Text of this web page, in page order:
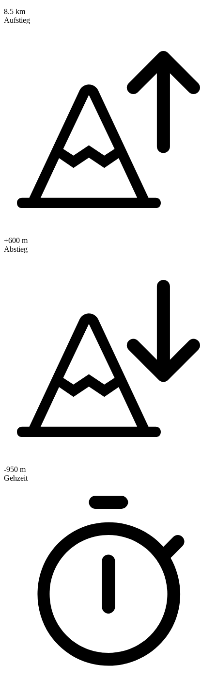
8.5 km
Aufstieg
+600 m
Abstieg
-950 m
Gehzeit